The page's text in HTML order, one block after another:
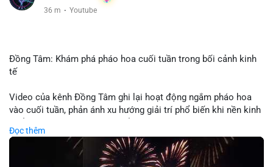
36 m · Youtube
Đồng Tâm: Khám phá pháo hoa cuối tuần trong bối cảnh kinh
tế
Video của kênh Đồng Tâm ghi lại hoạt động ngắm pháo hoa
vào cuối tuần, phản ánh xu hướng giải trí phổ biến khi nền kinh
trải nghiệm hơn là đầu tư vào tài sản vật chất. Trong bối cảnh
lãi suất ổn định và thị trường crypto ổn định, hoạt động giải trí
như vậy thường tăng trưởng khi người dân có khả năng chi
Đọc thêm